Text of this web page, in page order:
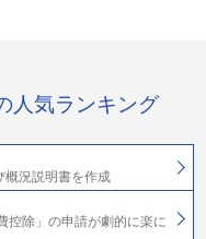
人気ランキング
概況説明書を作成
控除」の申請が劇的に楽に